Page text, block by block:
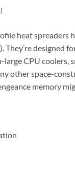
heat spreaders
They’re designed
CPU coolers,
other space-
memory